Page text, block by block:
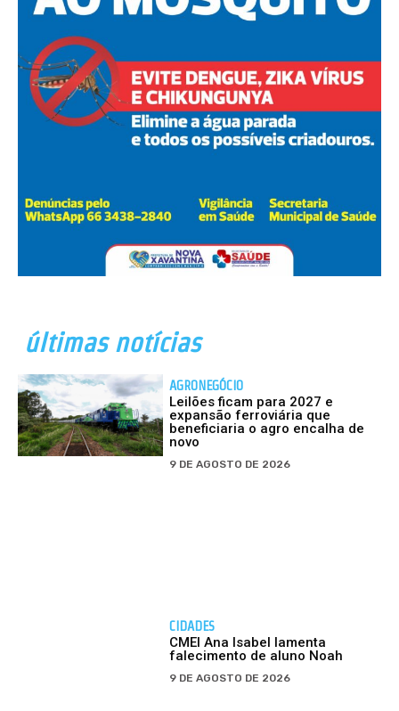
últimas notícias
AGRONEGÓCIO
Leilões ficam para 2027 e
expansão ferroviária que
beneficiaria o agro encalha de
novo
9 DE AGOSTO DE 2026
CIDADES
CMEI Ana Isabel lamenta
falecimento de aluno Noah
9 DE AGOSTO DE 2026